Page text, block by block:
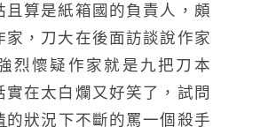
且算是紙箱國的負責人，頗
家，刀大在後面訪談說作家
烈懷疑作家就是九把刀本
實在太白爛又好笑了，試問
的狀況下不斷的罵一個殺手